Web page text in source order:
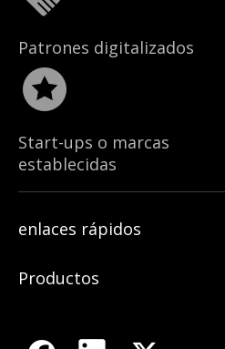
Patrones digitalizados
Start-ups o marcas
establecidas
enlaces rápidos
Productos